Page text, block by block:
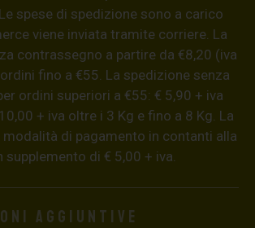
spese di spedizione sono a carico
viene inviata tramite corriere. La
contrassegno a partire da €8,20 (iva
fino a €55. La spedizione senza
ordini superiori a €55: € 5,90 + iva
+ iva oltre i 3 Kg e fino a 8 Kg. La
di pagamento in contanti alla
supplemento di € 5,00 + iva.
aggiuntive